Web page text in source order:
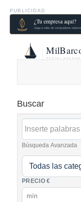
PUBLICIDAD
Buscar
Búsqueda Avanzada
PRECIO €